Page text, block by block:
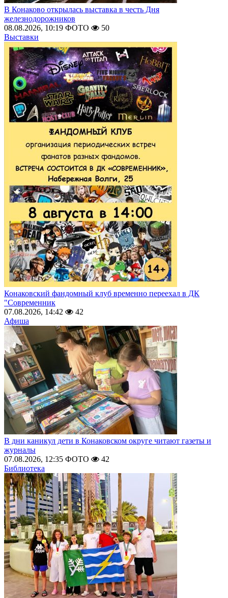
В Конаково открылась выставка в честь Дня
железнодорожников
08.08.2026, 10:19 ФОТО
50
Выставки
Конаковский фандомный клуб временно переехал в ДК
"Современник
07.08.2026, 14:42
42
Афиша
В дни каникул дети в Конаковском округе читают газеты и
журналы
07.08.2026, 12:35 ФОТО
42
Библиотека